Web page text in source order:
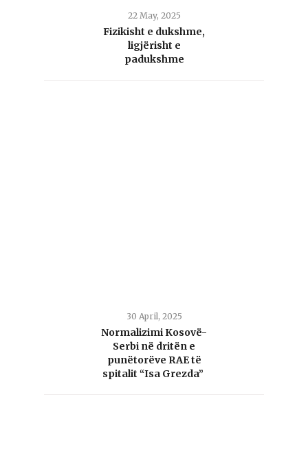
22 May, 2025
Fizikisht e dukshme,
ligjërisht e
padukshme
30 April, 2025
Normalizimi Kosovë-
Serbi në dritën e
punëtorëve RAE të
spitalit “Isa Grezda”